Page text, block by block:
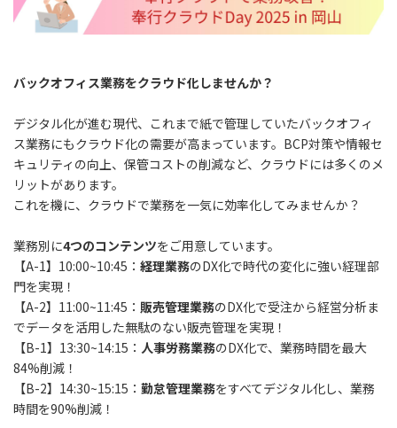
バックオフィス業務をクラウド化しませんか？
デジタル化が進む現代、これまで紙で管理していたバックオフィ
ス業務にもクラウド化の需要が高まっています。BCP対策や情報セ
キュリティの向上、保管コストの削減など、クラウドには多くのメ
リットがあります。
これを機に、クラウドで業務を一気に効率化してみませんか？
業務別に4つのコンテンツをご用意しています。
【A-1】10:00~10:45： 経理業務のDX化で時代の変化に強い経理部
門を実現！
【A-2】11:00~11:45： 販売管理業務のDX化で受注から経営分析ま
でデータを活用した無駄のない販売管理を実現！
【B-1】13:30~14:15： 人事労務業務のDX化で、業務時間を最大
84%削減！
【B-2】14:30~15:15： 勤怠管理業務をすべてデジタル化し、業務
時間を90%削減！